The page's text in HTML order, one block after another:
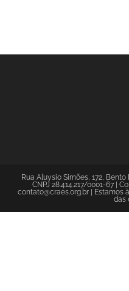
Rua Aluysio Simões, 172, Bento
CNPJ 28.414.217/0001-67 |
contato@craes.org.br | Estamos
das